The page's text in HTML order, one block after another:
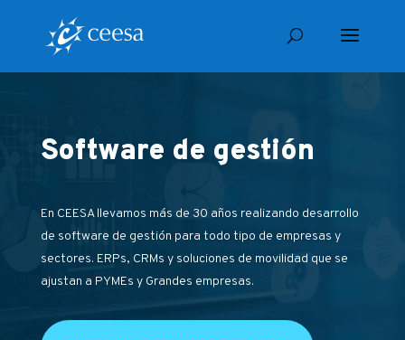
Software de gestión
En CEESA llevamos más de 30 años realizando desarrollo
de software de gestión para todo tipo de empresas y
sectores. ERPs, CRMs y soluciones de movilidad que se
ajustan a PYMEs y Grandes empresas.